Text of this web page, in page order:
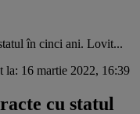
în cinci ani. Lovit...
la: 16 martie 2022, 16:39
cu statul